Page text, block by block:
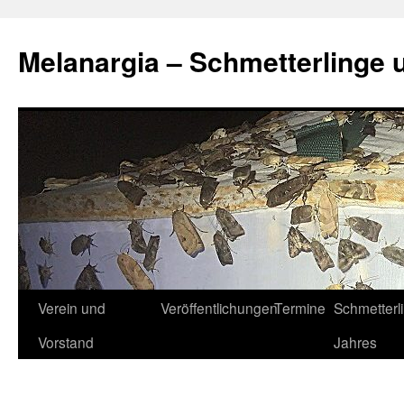
springen
Melanargia – Schmetterlinge
Verein und
Vorstand
VeröffentlichungenTermine
Jahres